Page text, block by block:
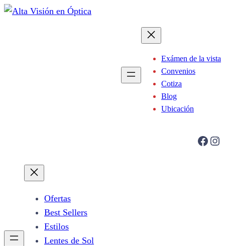
Saltar
Exámen de la vista
Convenios
Cotiza
Blog
Ubicación
Facebook Instagram
Ofertas
Best Sellers
Estilos
Lentes de Sol